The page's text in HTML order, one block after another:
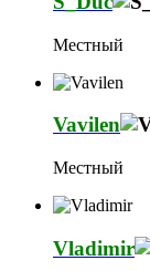
Местный
Vavilen
Местный
Vladimir